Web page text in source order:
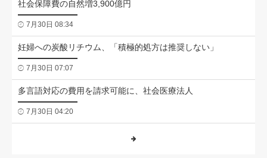
社会保障費の自然増3,900億円
7月30日 08:34
妊婦への炭酸リチウム、「積極的処方は推奨しない」
7月30日 07:07
多言語対応の費用を請求可能に、社会医療法人
7月30日 04:20